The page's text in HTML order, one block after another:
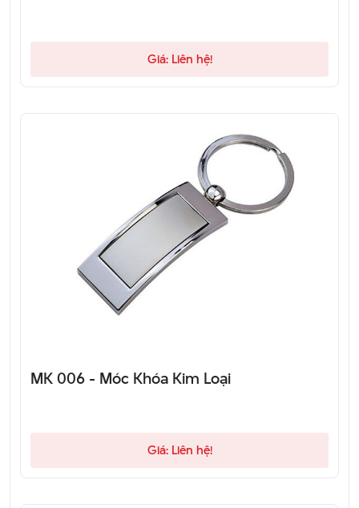
Giá: Liên hệ!
MK 006 - Móc Khóa Kim Loại
Giá: Liên hệ!